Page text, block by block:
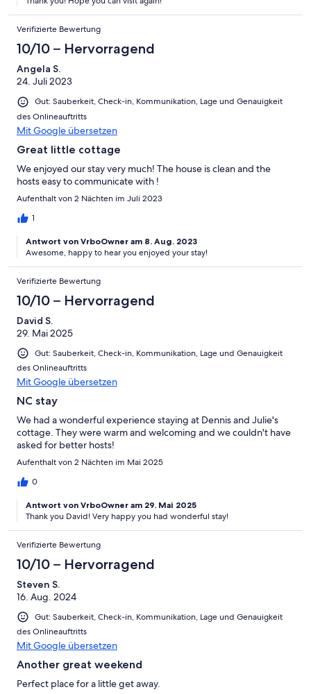
Verifizierte Bewertung
10/10 – Hervorragend
Angela S.
24. Juli 2023
Gut: Sauberkeit, Check-in, Kommunikation, Lage und Genauigkeit
des Onlineauftritts
Mit Google übersetzen
Great little cottage
We enjoyed our stay very much! The house is clean and the
hosts easy to communicate with !
Aufenthalt von 2 Nächten im Juli 2023
1
Antwort von VrboOwner am 8. Aug. 2023
Awesome, happy to hear you enjoyed your stay!
Verifizierte Bewertung
10/10 – Hervorragend
David S.
29. Mai 2025
Gut: Sauberkeit, Check-in, Kommunikation, Lage und Genauigkeit
des Onlineauftritts
Mit Google übersetzen
NC stay
We had a wonderful experience staying at Dennis and Julie's
cottage. They were warm and welcoming and we couldn't have
asked for better hosts!
Aufenthalt von 2 Nächten im Mai 2025
0
Antwort von VrboOwner am 29. Mai 2025
Thank you David! Very happy you had wonderful stay!
Verifizierte Bewertung
10/10 – Hervorragend
Steven S.
16. Aug. 2024
Gut: Sauberkeit, Check-in, Kommunikation, Lage und Genauigkeit
des Onlineauftritts
Mit Google übersetzen
Another great weekend
Perfect place for a little get away.